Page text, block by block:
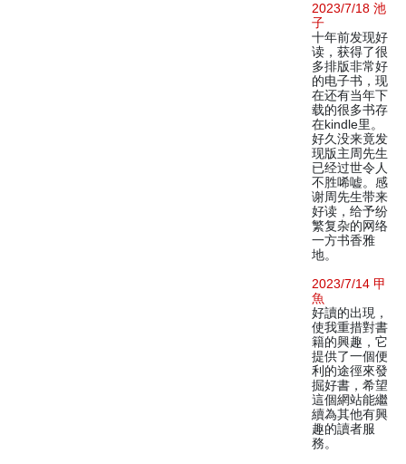
2023/7/18 池
子
十年前发现好
读，获得了很
多排版非常好
的电子书，现
在还有当年下
载的很多书存
在kindle里。
好久没来竟发
现版主周先生
已经过世令人
不胜唏嘘。感
谢周先生带来
好读，给予纷
繁复杂的网络
一方书香雅
地。
2023/7/14 甲
魚
好讀的出現，
使我重措對書
籍的興趣，它
提供了一個便
利的途徑來發
掘好書，希望
這個網站能繼
續為其他有興
趣的讀者服
務。